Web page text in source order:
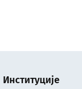
Институције